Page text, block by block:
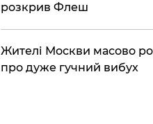
розкрив Флеш
Жителі Москви масово
про дуже гучний вибух